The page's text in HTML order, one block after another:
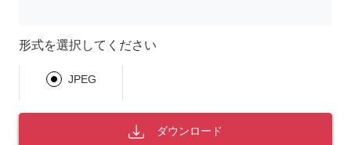
形式を選択してください
JPEG
ダウンロード